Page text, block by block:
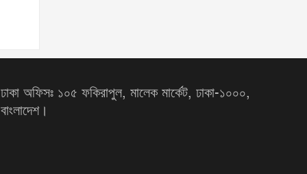
ঢাকা অফিসঃ ১০৫ ফকিরাপুল, মালেক মার্কেট, ঢাকা-১০০০,
বাংলাদেশ।